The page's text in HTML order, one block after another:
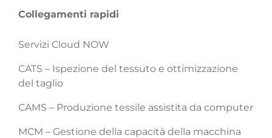
Collegamenti rapidi
Servizi Cloud NOW
CATS – Ispezione del tessuto e ottimizzazione
del taglio
CAMS – Produzione tessile assistita da computer
MCM – Gestione della capacità della macchina